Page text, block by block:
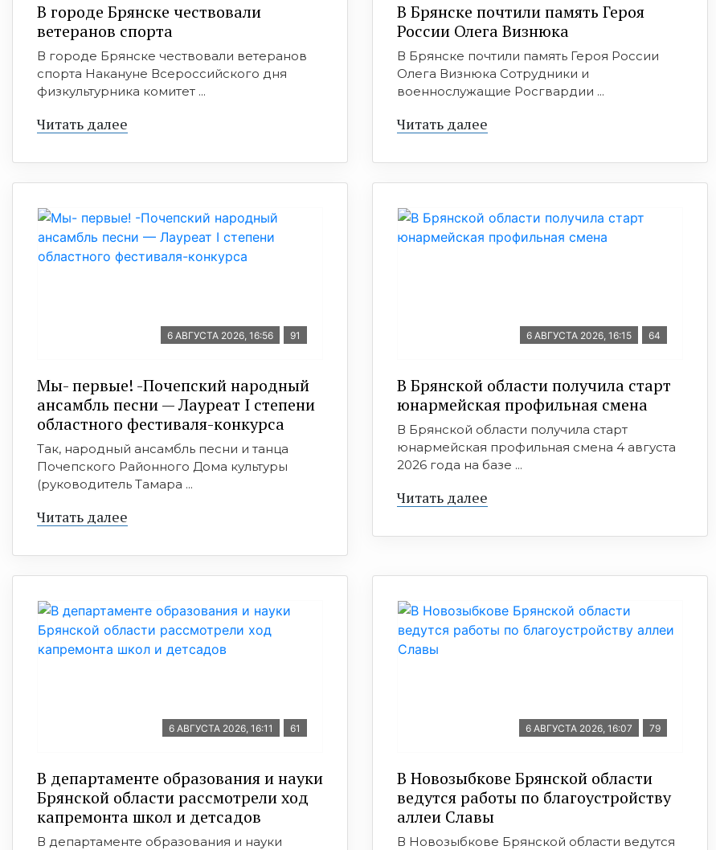
В городе Брянске чествовали
ветеранов спорта
В городе Брянске чествовали ветеранов
спорта Накануне Всероссийского дня
физкультурника комитет ...
Читать далее
В Брянске почтили память Героя
России Олега Визнюка
В Брянске почтили память Героя России
Олега Визнюка Сотрудники и
военнослужащие Росгвардии ...
Читать далее
6 АВГУСТА 2026, 16:56 91
Мы- первые! -Почепский народный
ансамбль песни — Лауреат I степени
областного фестиваля-конкурса
Так, народный ансамбль песни и танца
Почепского Районного Дома культуры
(руководитель Тамара ...
Читать далее
6 АВГУСТА 2026, 16:15 64
В Брянской области получила старт
юнармейская профильная смена
В Брянской области получила старт
юнармейская профильная смена 4 августа
2026 года на базе ...
Читать далее
6 АВГУСТА 2026, 16:11 61
В департаменте образования и науки
Брянской области рассмотрели ход
капремонта школ и детсадов
В департаменте образования и науки
6 АВГУСТА 2026, 16:07 79
В Новозыбкове Брянской области
ведутся работы по благоустройству
аллеи Славы
В Новозыбкове Брянской области ведутся